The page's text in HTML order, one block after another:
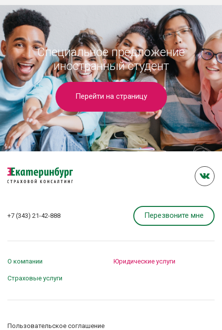
Специальное предложение
иностранный студент
Перейти на страницу
+7 (343) 21-42-888 Перезвоните мне
О компании Юридические услуги
Страховые услуги
Пользовательское соглашение